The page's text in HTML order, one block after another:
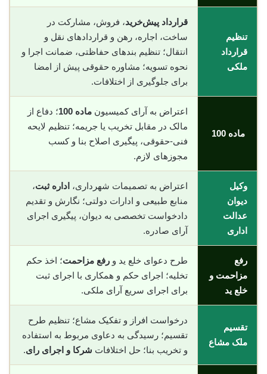
تنظیم
قرارداد
ملکی
قرارداد پیش‌خرید، فروش، مشارکت در
ساخت، اجاره، رهن و قراردادهای نقل و
انتقال؛ تنظیم بندهای حفاظتی، ضمانت اجرا و
نحوه تسویه؛ مشاوره حقوقی پیش از امضا
برای جلوگیری از اختلافات.
ماده 100
اعتراض به آرای کمیسیون ماده 100
؛ دفاع از
مالک در مقابل تخریب یا جریمه؛ تنظیم لایحه
فنی-حقوقی، پیگیری اصلاح بنا و کسب
مجوزهای لازم.
وکیل
دیوان
عدالت
اداری
اعتراض به تصمیمات شهرداری، اداره ثبت،
منابع طبیعی و ادارات دولتی؛ نگارش و تقدیم
دادخواست تخصصی به دیوان، پیگیری اجرای
آرای صادره.
رفع
مزاحمت و
خلع ید
طرح دعوای خلع ید و رفع مزاحمت؛ اخذ حکم
تخلیه؛ اجرای حکم و همکاری با اجرای ثبت
برای اجرای سریع آرای ملکی.
تقسیم
ملک مشاع
درخواست افراز و تفکیک مشاع؛ تنظیم طرح
تقسیم؛ رسیدگی به دعاوی مربوط به استفاده
و تخریب بنا؛ حل اختلافات شرکا و اجرای رای.